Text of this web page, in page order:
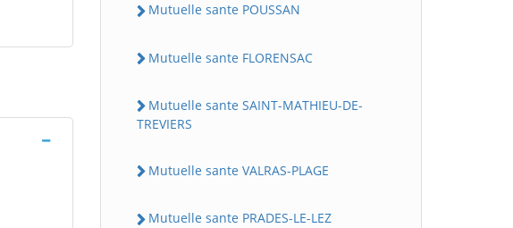
Mutuelle sante POUSSAN
Mutuelle sante FLORENSAC
Mutuelle sante SAINT-MATHIEU-DE-
TREVIERS
Mutuelle sante VALRAS-PLAGE
Mutuelle sante PRADES-LE-LEZ